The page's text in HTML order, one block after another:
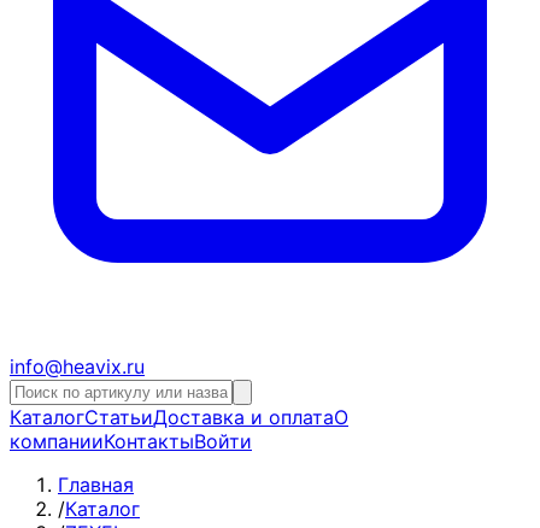
info@heavix.ru
КаталогСтатьиДоставка и оплатаО
компанииКонтактыВойти
Главная
/Каталог